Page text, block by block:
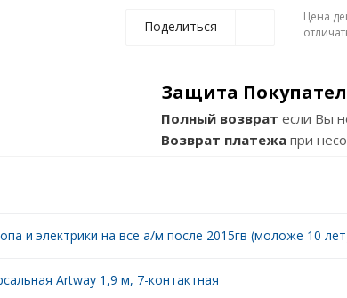
Поделиться
Цена
Защита
Полный возврат если Вы
Возврат платежа при
и электрики на все а/м после 2015гв (моложе 10
Artway 1,9 м, 7-контактная